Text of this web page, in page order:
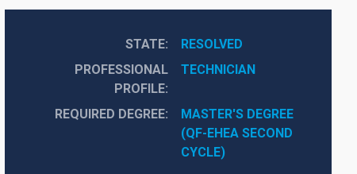
STATE
RESOLVED
PROFESSIONAL
PROFILE
TECHNICIAN
REQUIRED DEGREE
MASTER'S DEGREE
(QF-EHEA SECOND
CYCLE)